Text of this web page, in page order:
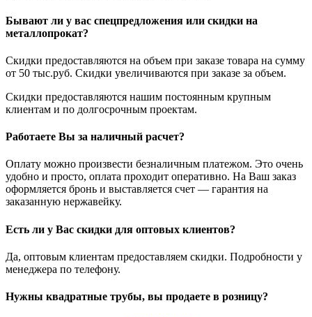
Бывают ли у вас спецпредложения или скидки на
металлопрокат?
Скидки предоставляются на объем при заказе товара на сумму
от 50 тыс.руб. Скидки увеличиваются при заказе за объем.
Скидки предоставляются нашим постоянным крупным
клиентам и по долгосрочным проектам.
Работаете Вы за наличный расчет?
Оплату можно произвести безналичным платежом. Это очень
удобно и просто, оплата проходит оперативно. На Ваш заказ
оформляется бронь и выставляется счет — гарантия на
заказанную нержавейку.
Есть ли у Вас скидки для оптовых клиентов?
Да, оптовым клиентам предоставляем скидки. Подробности у
менеджера по телефону.
Нужны квадратные трубы, вы продаете в розницу?